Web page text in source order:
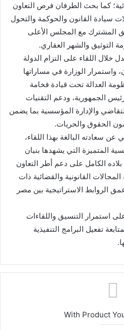
كما بحث الطرفان فرص التعاون
سيادة القانون والحوكمة والتحول
المشترك مع المجلس الأعلى
التوثيق والشهر العقاري.
خلال اللقاء على التزام الدولة
واستمرار الوزارة في مساراتها
العدالة تحت قيادة فخامة
الجمهورية، ودعم التقنيات
والإدارة المؤسسية بما يضمن
الحقوق والحريات.
سعادته البالغة بهذا اللقاء،
المتميزة التي يشهدها بنيان
الكامل على دعم أطر التعاون
القانونية والقضائية ذات
الروابط الاستراتيجية بين مصر
استمرار التنسيق واللقاءات
تفعيل البرامج التنفيذية
With Product